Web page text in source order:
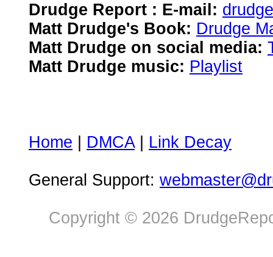
Drudge Report : E-mail:
Matt Drudge's Book: Drudge
Matt Drudge on social media:
Matt Drudge music: Playlist
Home DMCA| Link Decay
General Support:
Copyright © 2026